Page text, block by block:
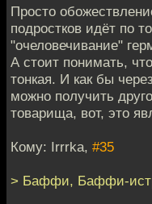
Просто
подростков идёт по
"очеловечивание"
А стоит понимать,
тонкая. И как бы
можно получить
товарища, вот, это
Кому: Irrrka, #35
> Баффи, Баффи-